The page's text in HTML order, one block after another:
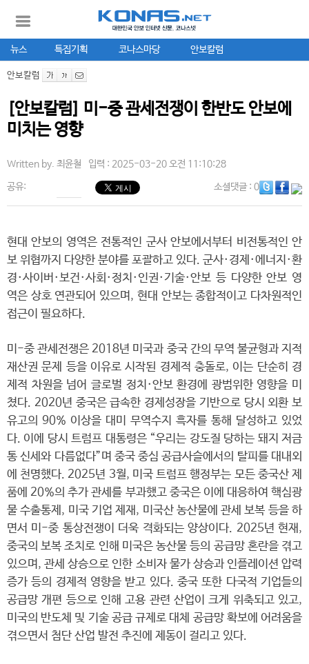
뉴스 특집기획 코나스마당 안보칼럼
안보칼럼
[안보칼럼] 미-중 관세전쟁이 한반도 안보에
미치는 영향
Written by. 최윤철 입력 : 2025-03-20 오전 11:10:28
공유: 소셜댓글: 0
현대 안보의 영역은 전통적인 군사 안보에서부터 비전통적인 안
보 위협까지 다양한 분야를 포괄하고 있다. 군사·경제·에너지·환
경·사이버·보건·사회·정치·인권·기술·안보 등 다양한 안보 영
역은 상호 연관되어 있으며, 현대 안보는 종합적이고 다차원적인
접근이 필요하다.
미-중 관세전쟁은 2018년 미국과 중국 간의 무역 불균형과 지적
재산권 문제 등을 이유로 시작된 경제적 충돌로, 이는 단순히 경
제적 차원을 넘어 글로벌 정치·안보 환경에 광범위한 영향을 미
쳤다. 2020년 중국은 급속한 경제성장을 기반으로 당시 외환 보
유고의 90% 이상을 대미 무역수지 흑자를 통해 달성하고 있었
다. 이에 당시 트럼프 대통령은 “우리는 강도질 당하는 돼지 저금
통 신세와 다름없다”며 중국 중심 공급사슬에서의 탈피를 대내외
에 천명했다. 2025년 3월, 미국 트럼프 행정부는 모든 중국산 제
품에 20%의 추가 관세를 부과했고 중국은 이에 대응하여 핵심광
물 수출통제, 미국 기업 제재, 미국산 농산물에 관세 보복 등을 하
면서 미-중 통상전쟁이 더욱 격화되는 양상이다. 2025년 현재,
중국의 보복 조치로 인해 미국은 농산물 등의 공급망 혼란을 겪고
있으며, 관세 상승으로 인한 소비자 물가 상승과 인플레이션 압력
증가 등의 경제적 영향을 받고 있다. 중국 또한 다국적 기업들의
공급망 개편 등으로 인해 고용 관련 산업이 크게 위축되고 있고,
미국의 반도체 및 기술 공급 규제로 대체 공급망 확보에 어려움을
겪으면서 첨단 산업 발전 추진에 제동이 걸리고 있다.